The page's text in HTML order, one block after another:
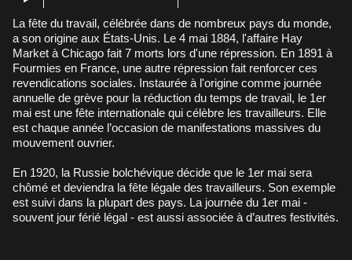
La fête du travail, célébrée dans de nombreux pays du monde,
a son origine aux États-Unis. Le 4 mai 1884, l'affaire Hay
Market à Chicago fait 7 morts lors d'une répression. En 1891 à
Fourmies en France, une autre répression fait renforcer ces
revendications sociales. Instaurée à l'origine comme journée
annuelle de grève pour la réduction du temps de travail, le 1er
mai est une fête internationale qui célèbre les travailleurs. Elle
est chaque année l’occasion de manifestations massives du
mouvement ouvrier.
En 1920, la Russie bolchévique décide que le 1er mai sera
chômé et deviendra la fête légale des travailleurs. Son exemple
est suivi dans la plupart des pays. La journée du 1er mai -
souvent jour férié légal - est aussi associée à d’autres festivités.